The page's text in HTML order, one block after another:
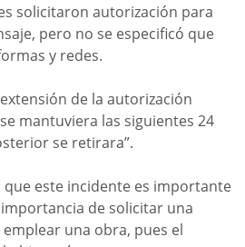
solicitaron autorización para
pero no se especificó que
y redes.
de la autorización
mantuviera las siguientes 24
se retirara”.
que este incidente es importante
de solicitar una
una obra, pues el